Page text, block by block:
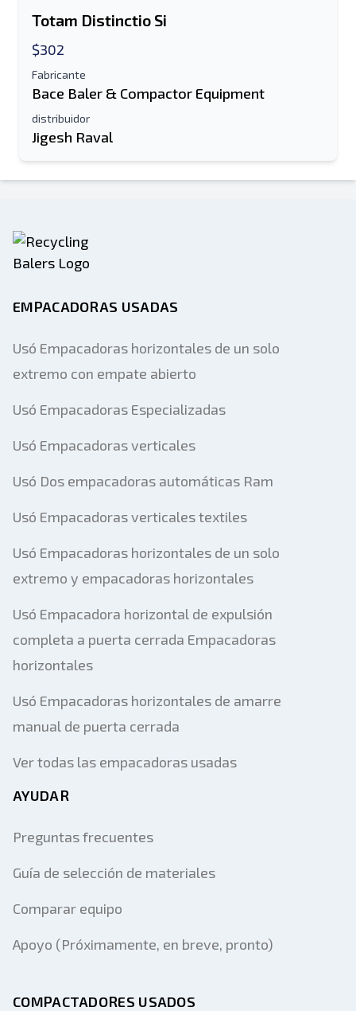
Dirección de correo electrónico
Móvil
Totam Distinctio Si
$302
Fabricante
Bace Baler & Compactor Equipment
distribuidor
Jigesh Raval
Listado de mensajes de texto al dispositivo
móvil
Tu nombre completo
Enviar
EMPACADORAS USADAS
Usó Empacadoras horizontales de un solo
extremo con empate abierto
Usó Empacadoras Especializadas
Usó Empacadoras verticales
Usó Dos empacadoras automáticas Ram
Usó Empacadoras verticales textiles
Usó Empacadoras horizontales de un solo
extremo y empacadoras horizontales
Usó Empacadora horizontal de expulsión
completa a puerta cerrada Empacadoras
horizontales
Usó Empacadoras horizontales de amarre
manual de puerta cerrada
Ver todas las empacadoras usadas
AYUDAR
Preguntas frecuentes
Guía de selección de materiales
Comparar equipo
Apoyo (Próximamente, en breve, pronto)
COMPACTADORES USADOS